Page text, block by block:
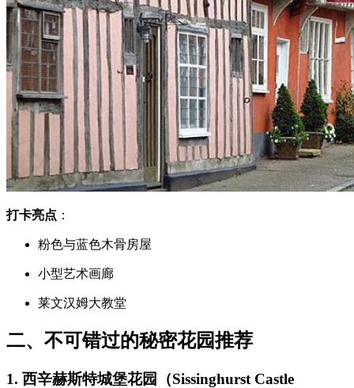
打卡亮点 ：
粉色与蓝色木骨房屋
小型艺术画廊
莱文汉姆大教堂
二、不可错过的秘密花园推荐
1. 西辛赫斯特城堡花园（Sissinghurst Castle